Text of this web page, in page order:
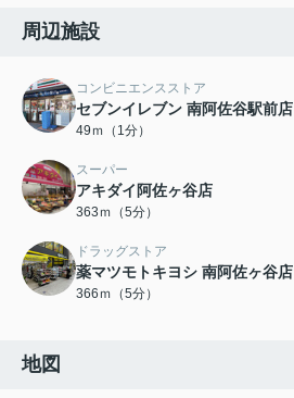
周辺施設
コンビニエンスストア
セブンイレブン 南阿佐谷駅前店
49ｍ（1分）
スーパー
アキダイ阿佐ヶ谷店
363ｍ（5分）
ドラッグストア
薬マツモトキヨシ 南阿佐ヶ谷店
366ｍ（5分）
地図